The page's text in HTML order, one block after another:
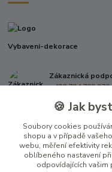
Vybaveni-dekorace
Zákaznická
+420 724 722 973
info@vybaveni-
🍪 Jak
Soubory cookies
shopu a v případě
webu, měření efektivity
oblíbeného nastavení
odpovídajících vašim